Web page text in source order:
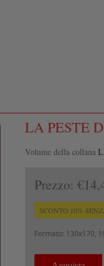
LA PESTE
Volume della collana
Prezzo:
SCONTO 10%
Formato: 130x170,